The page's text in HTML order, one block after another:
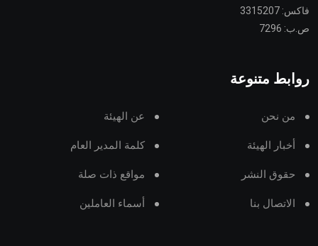
فاكس: 3315207
ص.ب: 7296
روابط متنوعة
من نحن عن الهيئة
أخبار الهيئة كلمة المدير العام
حقوق النشر مواقع ذات صلة
الاتصال بنا أسماء العاملين